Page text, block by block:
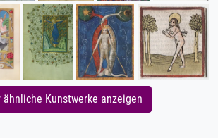
ähnliche Kunstwerke anzeigen